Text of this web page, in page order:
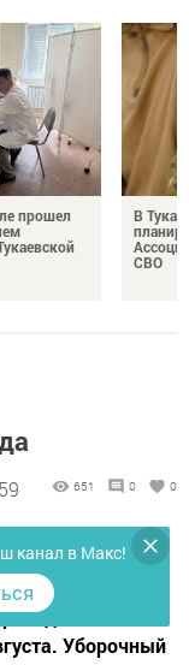
прошел
В
СВО
651 0 0
месячник
Уборочный
канал в Макс!